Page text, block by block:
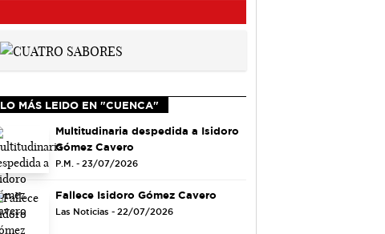
LO MÁS LEIDO EN "CUENCA"
Multitudinaria despedida a Isidoro
Gómez Cavero
P.M. - 23/07/2026
Fallece Isidoro Gómez Cavero
Las Noticias - 22/07/2026